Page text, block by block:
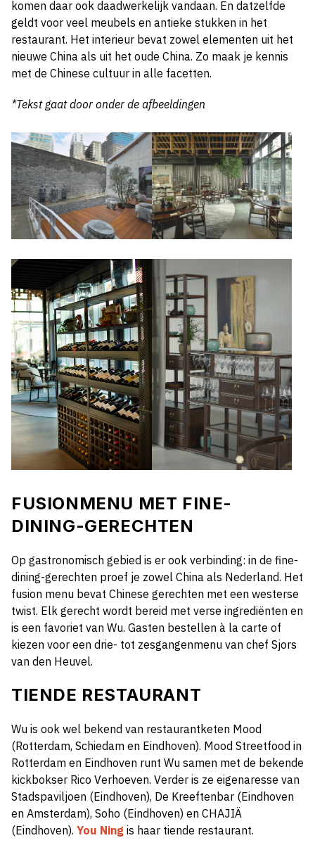
komen daar ook daadwerkelijk vandaan. En datzelfde
geldt voor veel meubels en antieke stukken in het
restaurant. Het interieur bevat zowel elementen uit het
nieuwe China als uit het oude China. Zo maak je kennis
met de Chinese cultuur in alle facetten.
*Tekst gaat door onder de afbeeldingen
FUSIONMENU MET FINE-
DINING-GERECHTEN
Op gastronomisch gebied is er ook verbinding: in de fine-
dining-gerechten proef je zowel China als Nederland. Het
fusion menu bevat Chinese gerechten met een westerse
twist. Elk gerecht wordt bereid met verse ingrediënten en
is een favoriet van Wu. Gasten bestellen à la carte of
kiezen voor een drie- tot zesgangenmenu van chef Sjors
van den Heuvel.
TIENDE RESTAURANT
Wu is ook wel bekend van restaurantketen Mood
(Rotterdam, Schiedam en Eindhoven). Mood Streetfood in
Rotterdam en Eindhoven runt Wu samen met de bekende
kickbokser Rico Verhoeven. Verder is ze eigenaresse van
Stadspaviljoen (Eindhoven), De Kreeftenbar (Eindhoven
en Amsterdam), Soho (Eindhoven) en CHAJIÄ
(Eindhoven). You Ning is haar tiende restaurant.